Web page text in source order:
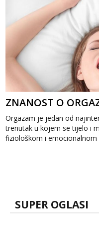
Orgazam je jedan od
trenutak u kojem se tijelo i
fiziološkom i
SUPER OGLASI